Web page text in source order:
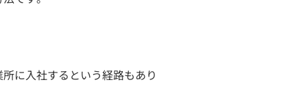
に入社するという経路もあり